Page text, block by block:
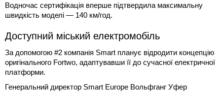
Водночас сертифікація вперше підтвердила максимальну
швидкість моделі — 140 км/год.
Доступний міський електромобіль
За допомогою #2 компанія Smart планує відродити концепцію
оригінального Fortwo, адаптувавши її до сучасної електричної
платформи.
Генеральний директор Smart Europe Вольфганг Уфер